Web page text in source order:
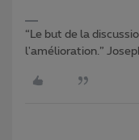
“Le but de la
l'amélioration.”